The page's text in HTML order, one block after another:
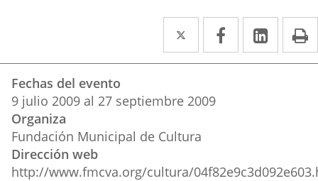
Twitter
Enlace
a
aplicación
Facebook
Enlace
a
Enlace
a
del
evento
Fechas del evento
9 julio 2009 al 27 septiembre 2009
Organiza
Fundación Municipal de Cultura
Dirección web
http://www.fmcva.org/cultura/